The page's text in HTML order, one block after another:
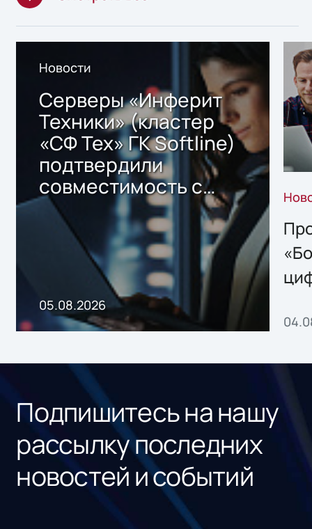
Новости
Серверы «Инферит
Техники» (кластер
«СФ Тех» ГК Softline)
подтвердили
совместимость с
решением Sharx
Storage 2.x для
хранения данных
05.08.2026
Подпишитесь на нашу
рассылку последних
новостей и событий